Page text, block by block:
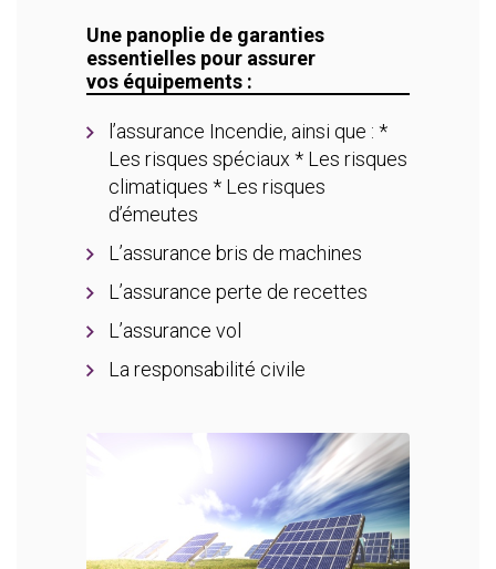
Une panoplie de garanties
essentielles pour assurer
vos équipements :
l’assurance Incendie, ainsi que : *
Les risques spéciaux * Les risques
climatiques * Les risques
d’émeutes
L’assurance bris de machines
L’assurance perte de recettes
L’assurance vol
La responsabilité civile